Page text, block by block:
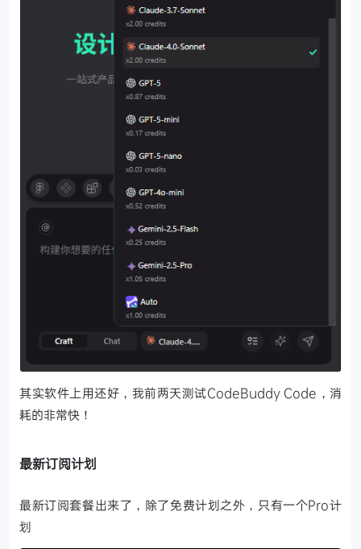
其实软件上用还好，我前两天测试CodeBuddy Code，消
耗的非常快！
最新订阅计划
最新订阅套餐出来了，除了免费计划之外，只有一个Pro计
划